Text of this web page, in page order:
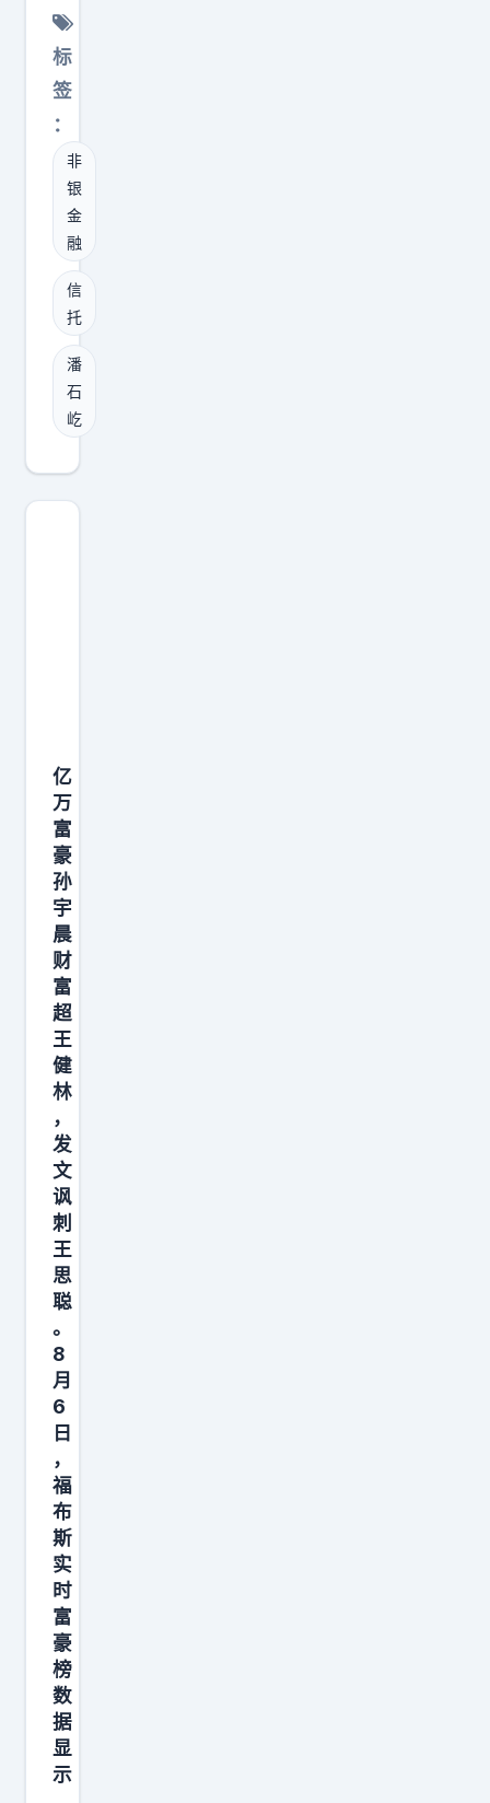
依
赖
昂
贵
设
备
，
他
想
办
法
改
造
工
表
先
进
，
他
偏
偏
能
把
人
工
、
流
程
和
设
备
重
新
组
合
。
说
得
直
白
一
点
，
王
传
福
不
透
着
古
怪
。
不
少
网
友
当
时
就
骂
这
是
炒
倒
挺
实
在
，
说
“
我
的
时
间
值
钱
，
我
每
天
1
0
小
时
在
玩
游
戏
，
少
浪
费
3
小
时
就
5
亿
美
元
。
孙
宇
晨
发
文
感
慨
：
一
代
版
本
是
最
先
被
清
算
的
资
产
。
他
表
示
，
如
今
自
己
不
会
再
像
思
聪
那
样
轻
易
否
定
年
轻
人
%
股
（
对
应
联
想
总
股
本
1
7
%
）
分
红
就
拿
了
1
8
×
2
2
.
5
4
亿
=
4
0
5
.
7
2
亿
等
于
花
2
7
.
5
5
亿
赚
了
托
新
规
核
心
原
是
什
么
？
实
质
于
形
文
件
写
谁
的
名
字
，
不
看
嵌
套
了
多
少
层
B
V
I
壳
公
司
，
不
看
受
益
人
是
哪
国
国
籍
标
签
：
非
银
金
融
信
托
潘
石
屹
亿
万
富
豪
孙
宇
晨
财
富
超
王
健
林
，
发
文
讽
刺
王
思
聪
。
8
月
6
日
，
福
布
斯
实
时
富
豪
榜
数
据
显
示